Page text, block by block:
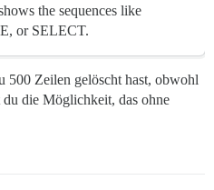
the sequences like
or SELECT.
500 Zeilen gelöscht hast, obwohl
die Möglichkeit, das ohne